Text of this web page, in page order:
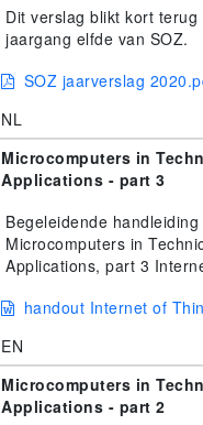
Dit verslag blikt kort terug
jaargang elfde van SOZ.
SOZ jaarverslag
NL
Microcomputers in
Applications - part 3
Begeleidende handleiding
Microcomputers in
Applications, part 3
handout Internet of
EN
Microcomputers in
Applications - part 2